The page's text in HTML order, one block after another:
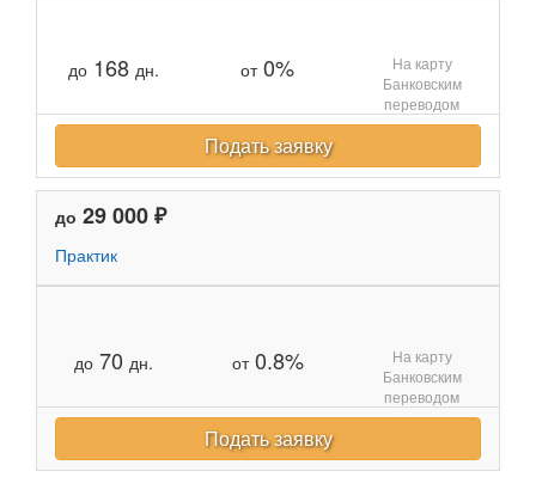
до 168 дн. от0%
На карту
Банковским
переводом
Подать заявку
до 29 000 ₽
Практик
до 70 дн. от0.8%
На карту
Банковским
переводом
Подать заявку